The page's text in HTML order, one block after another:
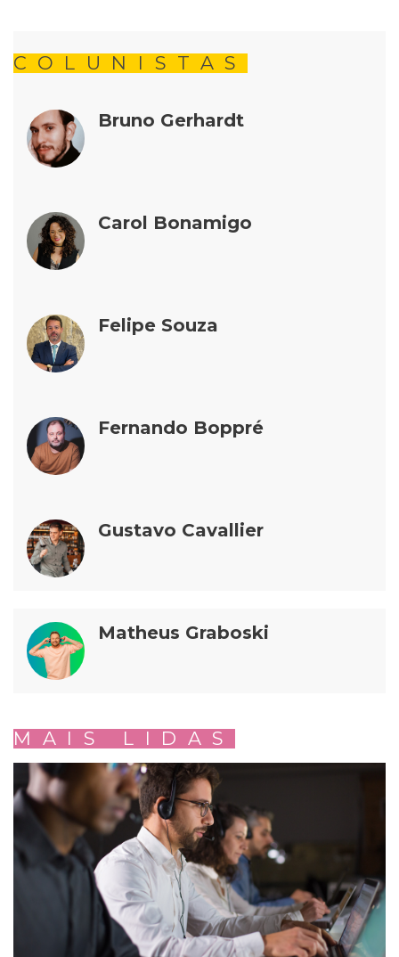
COLUNISTAS
Bruno Gerhardt
Carol Bonamigo
Felipe Souza
Fernando Boppré
Gustavo Cavallier
Matheus Graboski
MAIS LIDAS